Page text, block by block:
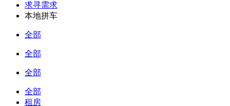
求寻需求
本地拼车
全部
全部
全部
全部
租房